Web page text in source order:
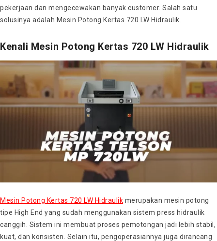
pekerjaan dan mengecewakan banyak customer. Salah satu
solusinya adalah Mesin Potong Kertas 720 LW Hidraulik.
Kenali Mesin Potong Kertas 720 LW Hidraulik
Mesin Potong Kertas 720 LW Hidraulik merupakan mesin potong
tipe High End yang sudah menggunakan sistem press hidraulik
canggih. Sistem ini membuat proses pemotongan jadi lebih stabil,
kuat, dan konsisten. Selain itu, pengoperasiannya juga dirancang